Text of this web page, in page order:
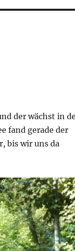
der wächst in
fand gerade der
bis wir uns da